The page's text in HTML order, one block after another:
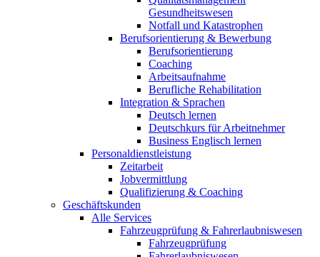
Gesundheitswesen
Notfall und Katastrophen
Berufsorientierung & Bewerbung
Berufsorientierung
Coaching
Arbeitsaufnahme
Berufliche Rehabilitation
Integration & Sprachen
Deutsch lernen
Deutschkurs für Arbeitnehmer
Business Englisch lernen
Personaldienstleistung
Zeitarbeit
Jobvermittlung
Qualifizierung & Coaching
Geschäftskunden
Alle Services
Fahrzeugprüfung & Fahrerlaubniswesen
Fahrzeugprüfung